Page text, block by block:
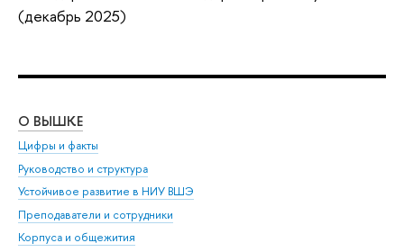
(декабрь 2025)
О ВЫШКЕ
Цифры и факты
Руководство и структура
Устойчивое развитие в НИУ ВШЭ
Преподаватели и сотрудники
Корпуса и общежития